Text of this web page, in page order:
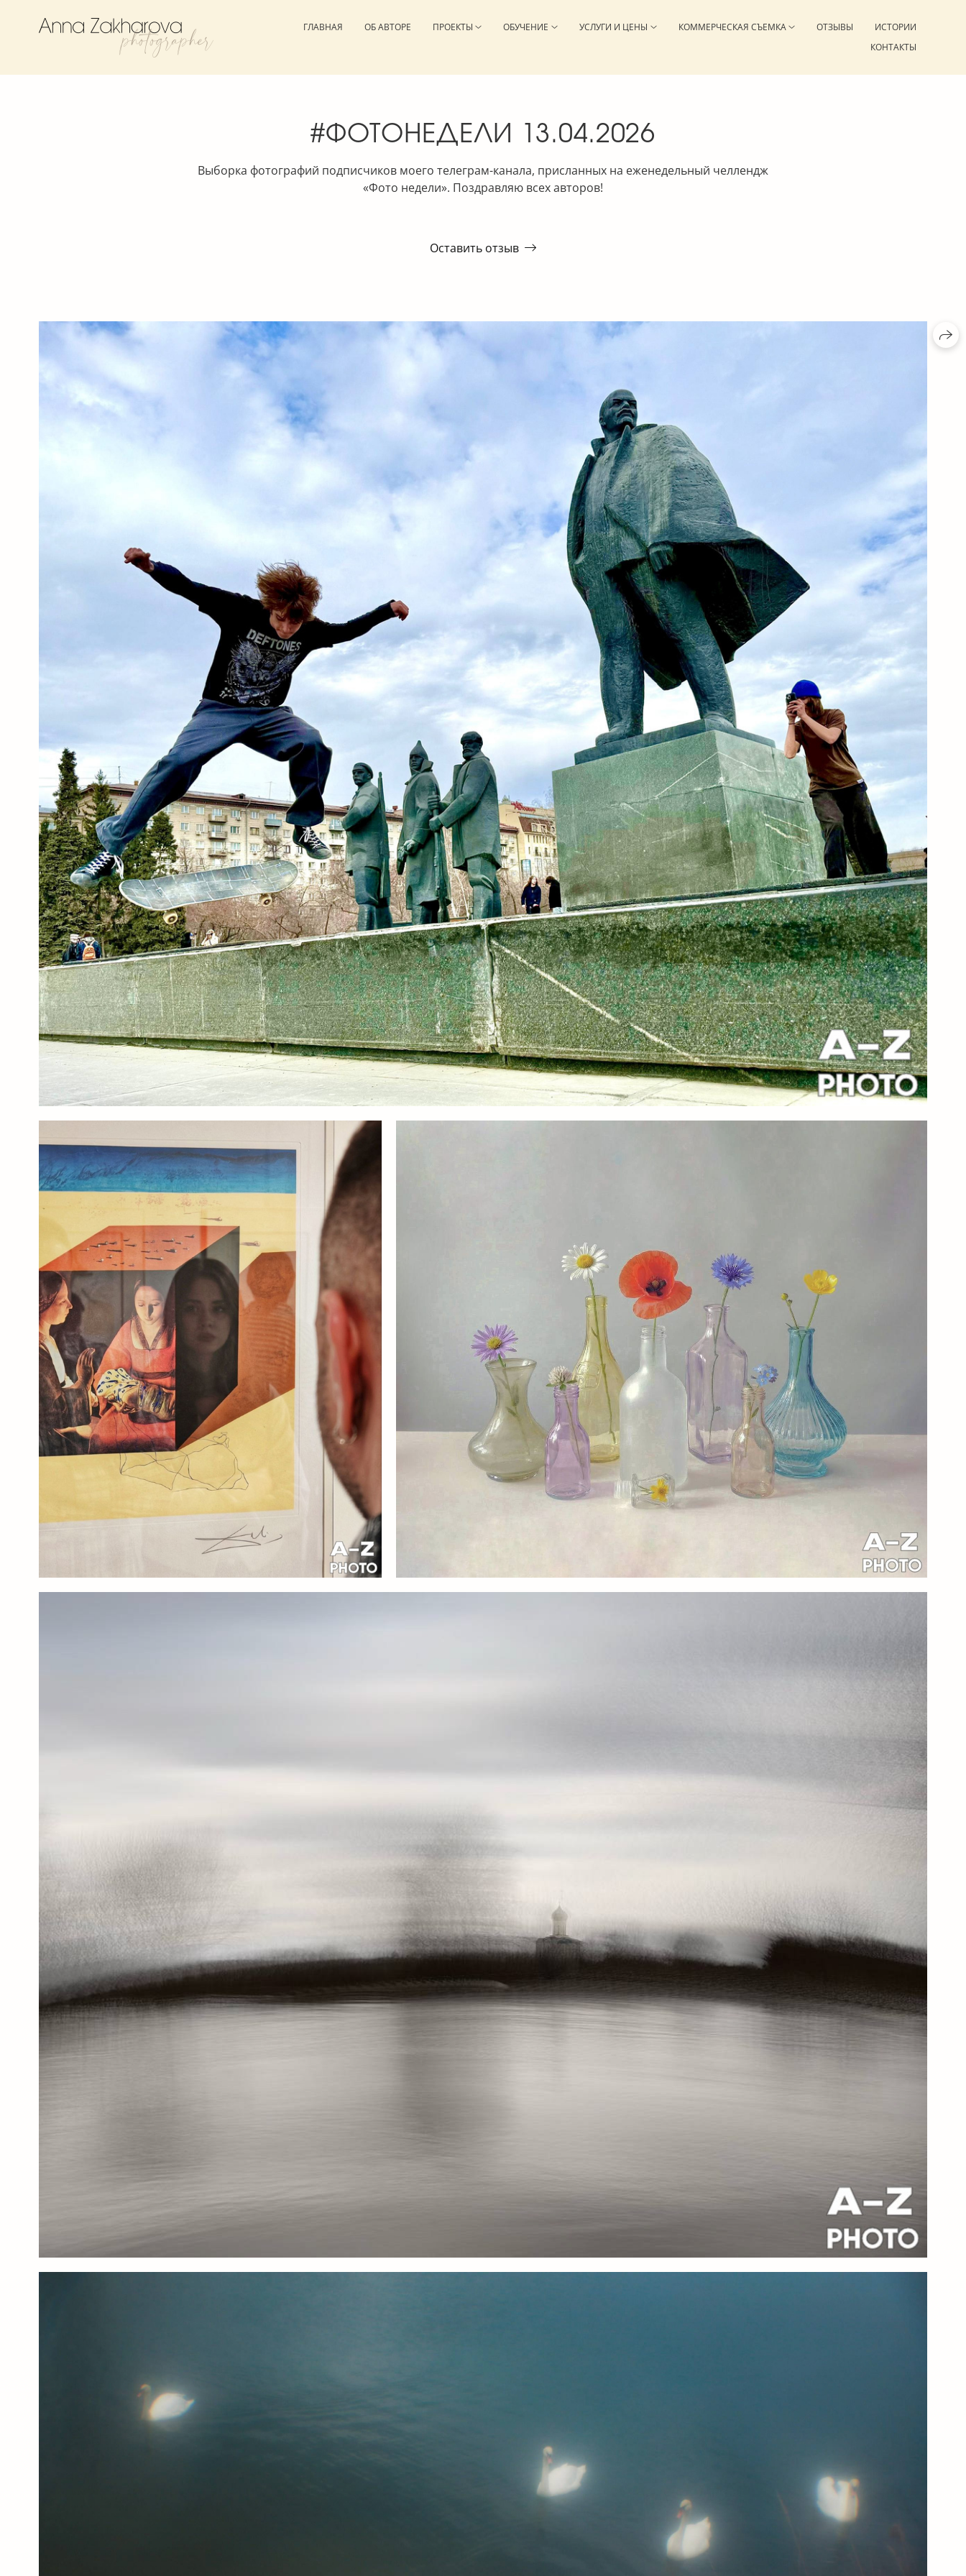
ГЛАВНАЯ ОБ АВТОРЕ ПРОЕКТЫ ОБУЧЕНИЕ УСЛУГИ И ЦЕНЫ КОММЕРЧЕСКАЯ СЪЕМКА ОТЗЫВЫ
ИСТОРИИ
КОНТАКТЫ
#ФОТОНЕДЕЛИ 13.04.2026
Выборка фотографий подписчиков моего телеграм-канала, присланных на еженедельный челлендж
«Фото недели». Поздравляю всех авторов!
Оставить отзыв